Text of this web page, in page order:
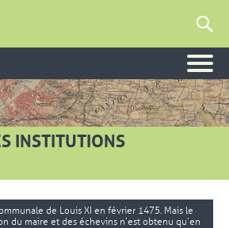
INSTITUTIONS
de Louis XI en février 1475. Mais le
du maire et des échevins n’est obtenu qu’en